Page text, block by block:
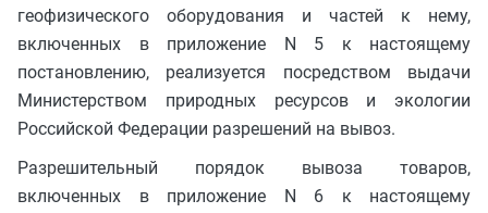
геофизического оборудования и частей к нему,
включенных в приложение N 5 к настоящему
постановлению, реализуется посредством выдачи
Министерством природных ресурсов и экологии
Российской Федерации разрешений на вывоз.
Разрешительный порядок вывоза товаров,
включенных в приложение N 6 к настоящему